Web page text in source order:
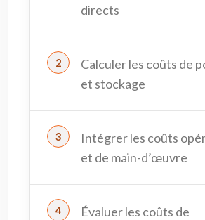
directs
Calculer les coûts de
et stockage
Intégrer les coûts
et de main-d’œuvre
Évaluer les coûts de